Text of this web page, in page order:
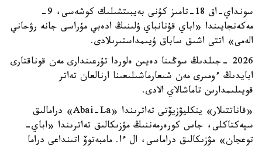
سونداي-اق 18-تامىز كۇنى بەيبىتشىلىك كوشەسى، 9-
مەكەنجايىندا «اباي قۇنانباي ۇلىنىڭ ادەبي مۇراسى جانە رۋحاني
الەمى» اتتى اشىق ساباق ۇيىمداستىرىلادى.
2026 -جىلدىڭ سوڭىنا دەيىن ەلوردا تۇرعىندارى مەن قوناقتارى
ابايدىڭ ءومىرى مەن شىعارماشىلىعىنا ارنالعان تەاتر
قويىلىمدارىن تاماشالاي الادى.
«قاناتتىلار» ينكليۋزيۆتى تەاترىندا «Abai-La» درامالىق
سپەكتاكلى، جاس كورەرمەننىڭ مۋزىكالىق تەاترىندا «اباي-
توعجان» مۋزىكالىق دراماسى، ال ءا. مامبەتوۆ اتىنداعى دراما